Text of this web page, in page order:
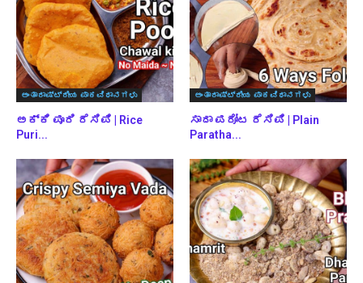
ಅಂತಾರಾಷ್ಟ್ರೀಯ ಪಾಕವಿಧಾನಗಳು
ಅಕ್ಕಿ ಪೂರಿ ರೆಸಿಪಿ | Rice
Puri...
ಅಂತಾರಾಷ್ಟ್ರೀಯ ಪಾಕವಿಧಾನಗಳು
ಸಾದಾ ಪರೋಟ ರೆಸಿಪಿ | Plain
Paratha...